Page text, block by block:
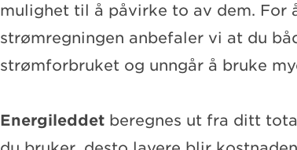
mulighet til å påvirke to av dem. For
strømregningen anbefaler vi at du
strømforbruket og unngår å bruke
Energileddet beregnes ut fra ditt